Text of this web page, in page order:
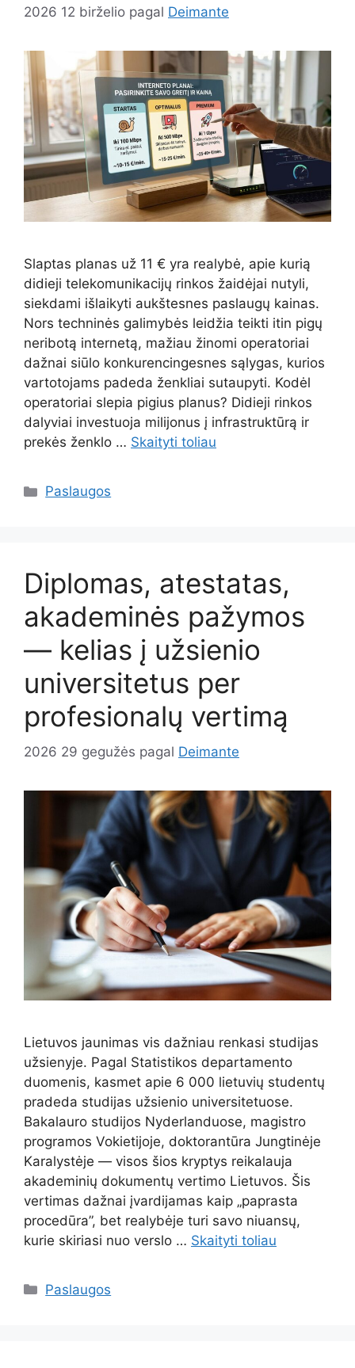
2026 12 birželio pagal Deimante
Slaptas planas už 11 € yra realybė, apie kurią
didieji telekomunikacijų rinkos žaidėjai nutyli,
siekdami išlaikyti aukštesnes paslaugų kainas.
Nors techninės galimybės leidžia teikti itin pigų
neribotą internetą, mažiau žinomi operatoriai
dažnai siūlo konkurencingesnes sąlygas, kurios
vartotojams padeda ženkliai sutaupyti. Kodėl
operatoriai slepia pigius planus? Didieji rinkos
dalyviai investuoja milijonus į infrastruktūrą ir
prekės ženklo … Skaityti toliau
Kategorijos
Paslaugos
Diplomas, atestatas,
akademinės pažymos
— kelias į užsienio
universitetus per
profesionalų vertimą
2026 29 gegužės pagal Deimante
Lietuvos jaunimas vis dažniau renkasi studijas
užsienyje. Pagal Statistikos departamento
duomenis, kasmet apie 6 000 lietuvių studentų
pradeda studijas užsienio universitetuose.
Bakalauro studijos Nyderlanduose, magistro
programos Vokietijoje, doktorantūra Jungtinėje
Karalystėje — visos šios kryptys reikalauja
akademinių dokumentų vertimo Lietuvos. Šis
vertimas dažnai įvardijamas kaip „paprasta
procedūra”, bet realybėje turi savo niuansų,
kurie skiriasi nuo verslo … Skaityti toliau
Kategorijos
Paslaugos